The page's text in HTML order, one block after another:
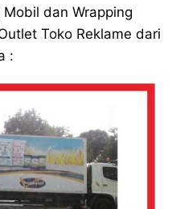
dan Wrapping
Toko Reklame dari
: